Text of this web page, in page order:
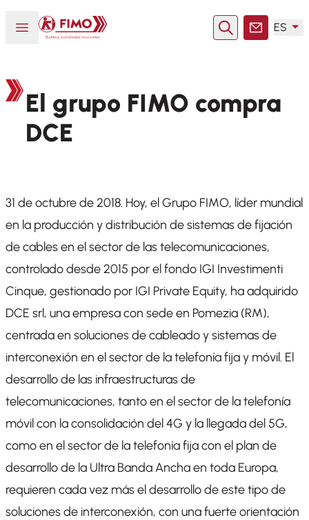
Abrir o cerrar el menú
Volver a la página principal
Buscar enContacto
ES
El grupo FIMO compra
DCE
31 de octubre de 2018. Hoy, el Grupo FIMO, líder mundial
en la producción y distribución de sistemas de fijación
de cables en el sector de las telecomunicaciones,
controlado desde 2015 por el fondo IGI Investimenti
Cinque, gestionado por IGI Private Equity, ha adquirido
DCE srl, una empresa con sede en Pomezia (RM),
centrada en soluciones de cableado y sistemas de
interconexión en el sector de la telefonía fija y móvil. El
desarrollo de las infraestructuras de
telecomunicaciones, tanto en el sector de la telefonía
móvil con la consolidación del 4G y la llegada del 5G,
como en el sector de la telefonía fija con el plan de
desarrollo de la Ultra Banda Ancha en toda Europa,
requieren cada vez más el desarrollo de este tipo de
soluciones de interconexión, con una fuerte orientación